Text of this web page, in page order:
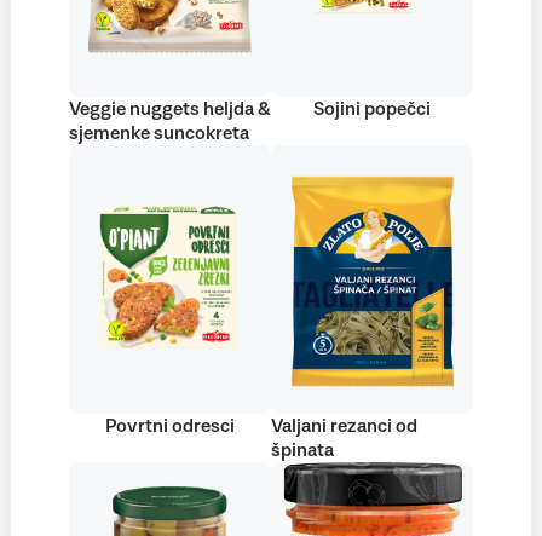
Veggie nuggets heljda &
sjemenke suncokreta
Sojini popečci
Povrtni odresci
Valjani rezanci od
špinata